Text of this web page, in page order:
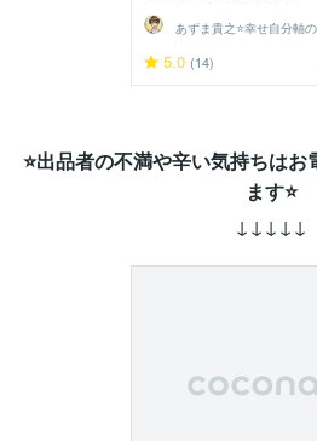
5.0 (14)
⭐出品者の不満や辛い気持ちは
ます⭐
↓↓↓↓↓